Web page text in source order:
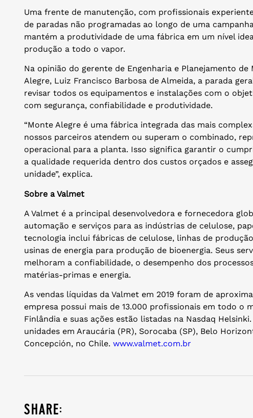
Uma frente de manutenção, com profissionais
de paradas não programadas ao longo de uma
mantém a produtividade de uma fábrica em um nível
produção a todo o vapor.
Na opinião do gerente de Engenharia e Planejamento
Alegre, Luiz Francisco Barbosa de Almeida, a parada
revisar todos os equipamentos e instalações com o
com segurança, confiabilidade e produtividade.
“Monte Alegre é uma fábrica integrada das mais
nossos parceiros atendem ou superam o combinado,
operacional para a planta. Isso significa garantir o
a qualidade requerida dentro dos custos orçados e
unidade”, explica.
Sobre a Valmet
A Valmet é a principal desenvolvedora e fornecedora
automação e serviços para as indústrias de celulose,
tecnologia inclui fábricas de celulose, linhas de
usinas de energia para produção de bioenergia. Seus
melhoram a confiabilidade, o desempenho dos
matérias-primas e energia.
As vendas líquidas da Valmet em 2019 foram de
empresa possui mais de 13.000 profissionais em todo o
Finlândia e suas ações estão listadas na Nasdaq
unidades em Araucária (PR), Sorocaba (SP), Belo
Concepción, no Chile. www.valmet.com.br
share: